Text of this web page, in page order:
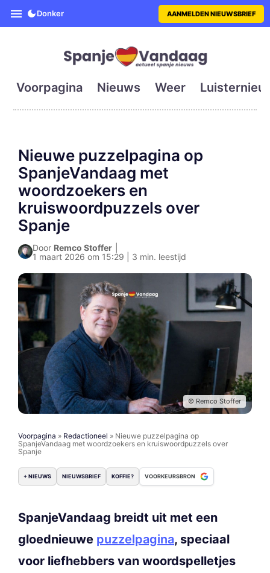
SpanjeVandaag is de eerste
Donker AANMELDEN NIEUWSBRIEF
Voorpagina Nieuws Weer
Nieuwe puzzelpagina op
SpanjeVandaag met
woordzoekers en
kruiswoordpuzzels over
Spanje
Door Remco Stoffer
1 maart 2026 om 15:29 | 3 min. leestijd
© Remco Stoffer
Voorpagina » Redactioneel » Nieuwe puzzelpagina op
SpanjeVandaag met woordzoekers en kruiswoordpuzzels over
Spanje
+ NIEUWS NIEUWSBRIEF KOFFIE? VOORKEURSBRON
SpanjeVandaag breidt uit met een
gloednieuwe puzzelpagina, speciaal
voor liefhebbers van woordspelletjes